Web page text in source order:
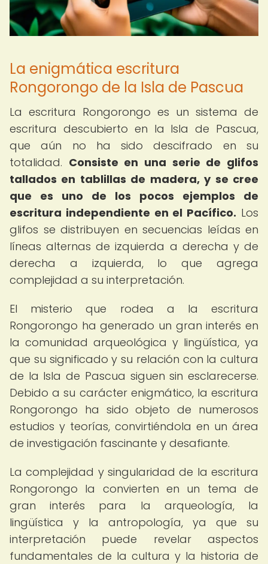
La enigmática escritura
Rongorongo de la Isla de Pascua
La escritura Rongorongo es un sistema de
escritura descubierto en la Isla de Pascua,
que aún no ha sido descifrado en su
totalidad. Consiste en una serie de glifos
tallados en tablillas de madera, y se cree
que es uno de los pocos ejemplos de
escritura independiente en el Pacífico. Los
glifos se distribuyen en secuencias leídas en
líneas alternas de izquierda a derecha y de
derecha a izquierda, lo que agrega
complejidad a su interpretación.
El misterio que rodea a la escritura
Rongorongo ha generado un gran interés en
la comunidad arqueológica y lingüística, ya
que su significado y su relación con la cultura
de la Isla de Pascua siguen sin esclarecerse.
Debido a su carácter enigmático, la escritura
Rongorongo ha sido objeto de numerosos
estudios y teorías, convirtiéndola en un área
de investigación fascinante y desafiante.
La complejidad y singularidad de la escritura
Rongorongo la convierten en un tema de
gran interés para la arqueología, la
lingüística y la antropología, ya que su
interpretación puede revelar aspectos
fundamentales de la cultura y la historia de